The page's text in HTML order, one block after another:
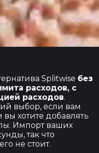
Splitwise без
расходов, с
расходов.
выбор, если вам
хотите добавлять
Импорт ваших
так что
не стоит.